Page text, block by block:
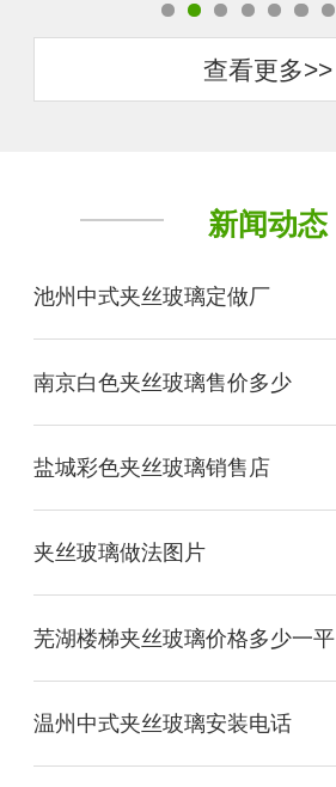
查看更多>>
新闻动态
池州中式夹丝玻璃定做厂
南京白色夹丝玻璃售价多少
盐城彩色夹丝玻璃销售店
夹丝玻璃做法图片
芜湖楼梯夹丝玻璃价格多少一平
温州中式夹丝玻璃安装电话